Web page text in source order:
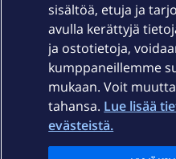
Palvelut
Ajankohtaista
Elisa Oyj
sisältöä, etuja ja
avulla kerättyjä
ja ostotietoja,
kumppaneillemme
mukaan. Voit
tahansa. Lue lisää
evästeistä.